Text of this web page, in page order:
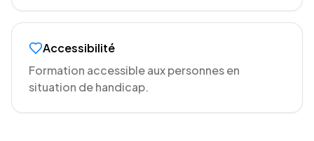
Accessibilité
Formation accessible aux personnes en
situation de handicap.